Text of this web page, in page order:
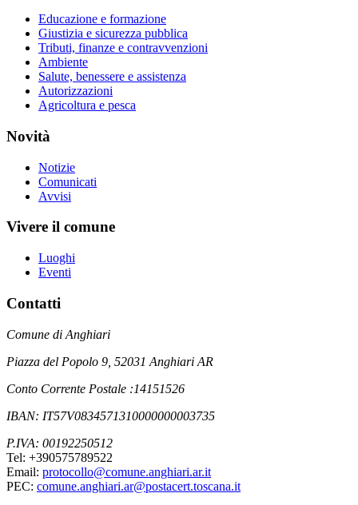
Educazione e formazione
Giustizia e sicurezza pubblica
Tributi, finanze e contravvenzioni
Ambiente
Salute, benessere e assistenza
Autorizzazioni
Agricoltura e pesca
Novità
Notizie
Comunicati
Avvisi
Vivere il comune
Luoghi
Eventi
Contatti
Comune di Anghiari
Piazza del Popolo 9, 52031 Anghiari AR
Conto Corrente Postale :14151526
IBAN: IT57V0834571310000000003735
P.IVA: 00192250512
Tel: +390575789522
Email: protocollo@comune.anghiari.ar.it
PEC: comune.anghiari.ar@postacert.toscana.it